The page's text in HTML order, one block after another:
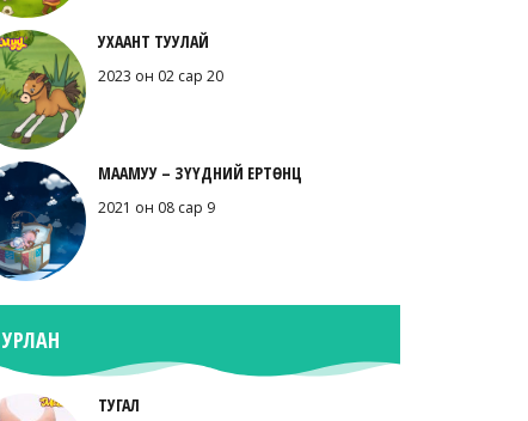
УХААНТ ТУУЛАЙ
2023 он 02 сар 20
МААМУУ – ЗҮҮДНИЙ ЕРТӨНЦ
2021 он 08 сар 9
УРЛАН
ТУГАЛ